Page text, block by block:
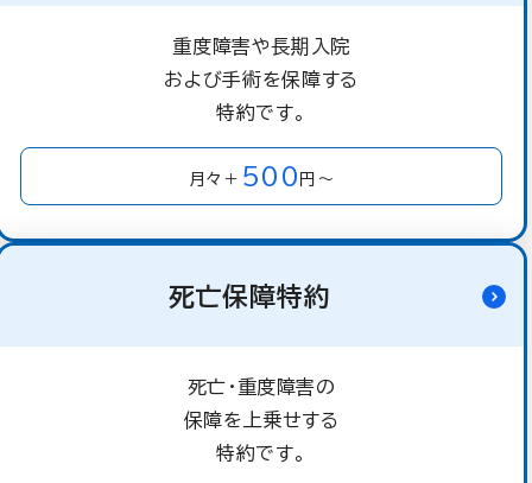
重度障害や長期入院
および手術を保障する
特約です。
月々＋ 500 円～
死亡保障特約
死亡・重度障害の
保障を上乗せする
特約です。